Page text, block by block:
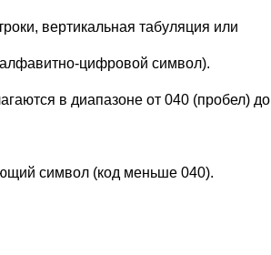
вертикальная табуляция или
цифровой символ).
в диапазоне от 040 (пробел) до
символ (код меньше 040).